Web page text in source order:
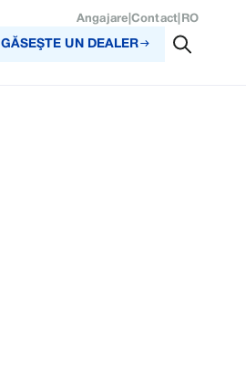
Angajare Contact RO
GĂSEŞTE UN DEALER